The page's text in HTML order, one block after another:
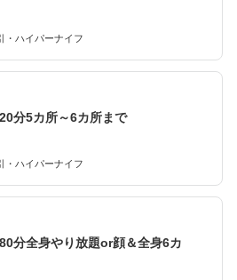
・ハイパーナイフ
分5カ所～6カ所まで
・ハイパーナイフ
分全身やり放題or顔＆全身6カ